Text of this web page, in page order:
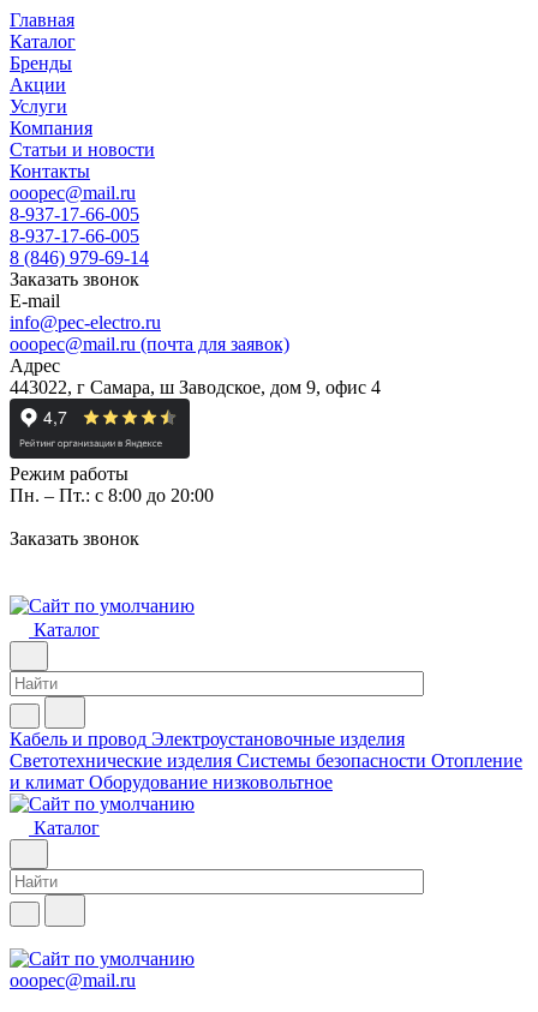
Главная
Каталог
Бренды
Акции
Услуги
Компания
Статьи и новости
Контакты
ooopec@mail.ru
8-937-17-66-005
8-937-17-66-005
8 (846) 979-69-14
Заказать звонок
E-mail
info@pec-electro.ru
ooopec@mail.ru (почта для заявок)
Адрес
443022, г Самара, ш Заводское, дом 9, офис 4
Режим работы
Пн. – Пт.: с 8:00 до 20:00
Заказать звонок
Каталог
Кабель и провод Электроустановочные изделия
Светотехнические изделия Системы безопасности Отопление
и климат Оборудование низковольтное
Каталог
ooopec@mail.ru